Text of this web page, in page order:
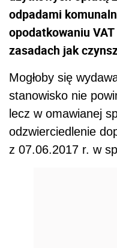
odpadami
opodatkowaniu
zasadach jak
Mogłoby się
stanowisko nie
lecz w omawianej
odzwierciedlenie
z 07.06.2017 r. w